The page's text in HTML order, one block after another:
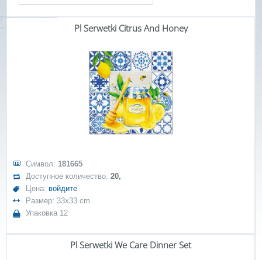
Pl Serwetki Citrus And Honey
Символ: 181665
Доступное количество:20,
Цена: войдите
Размер: 33x33 cm
Упаковка 12
Pl Serwetki We Care Dinner Set